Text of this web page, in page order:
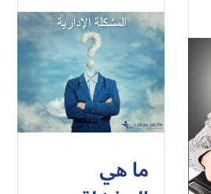
ما هي